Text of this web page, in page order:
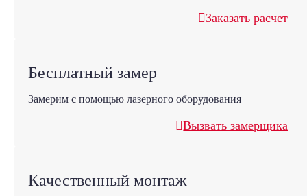
Заказать расчет
Бесплатный замер
Замерим с помощью лазерного оборудования
Вызвать замерщика
Качественный монтаж